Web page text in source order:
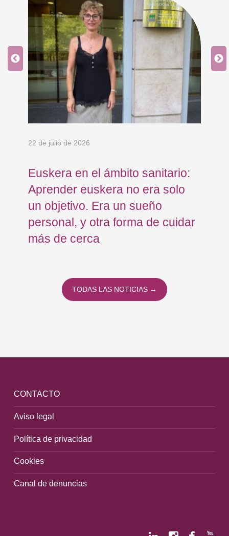
22 de julio de 2026
Euskera en el ámbito sanitario:
Aprender euskera no era solo
un objetivo. Era un sueño
personal, y otra forma de cuidar
más de cerca
TODAS LAS NOTICIAS →
CONTACTO
Aviso legal
Política de privacidad
Cookies
Canal de denuncias